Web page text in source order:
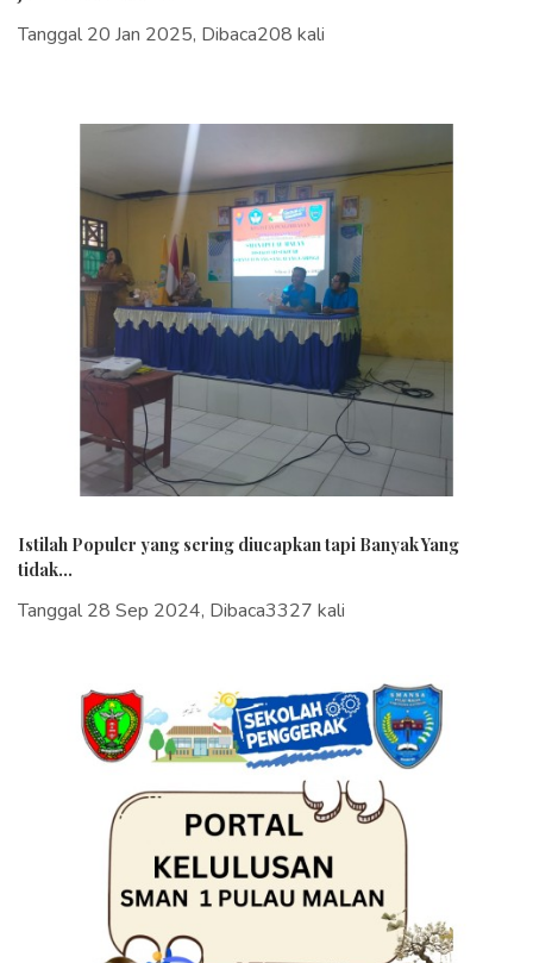
Tanggal 20 Jan 2025, Dibaca208 kali
Istilah Populer yang sering diucapkan tapi Banyak Yang
tidak...
Tanggal 28 Sep 2024, Dibaca3327 kali